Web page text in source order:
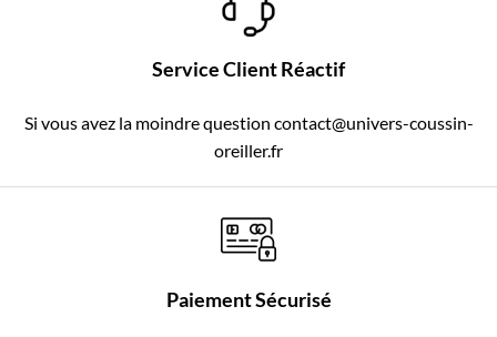
Service Client Réactif
Si vous avez la moindre question contact@univers-coussin-
oreiller.fr
Paiement Sécurisé